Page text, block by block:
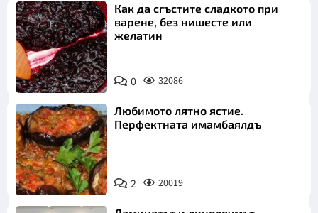
Как да сгъстите сладкото при
варене, без нишесте или
желатин
0 32086
Любимото лятно ястие.
Перфектната имамбаялдъ
2 20019